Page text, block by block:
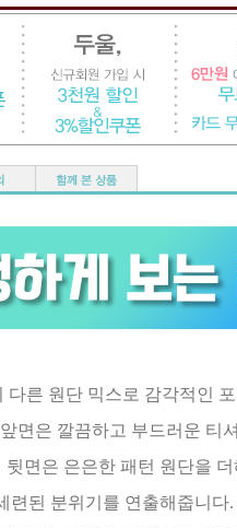
다른 원단 믹스로 감각적인
앞면은 깔끔하고 부드러운 티
뒷면은 은은한 패턴 원단을
련된 분위기를 연출해줍니다